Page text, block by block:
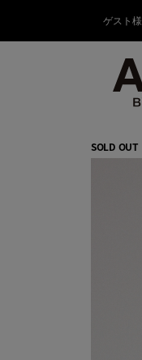
ゲスト様
SOLD OUT